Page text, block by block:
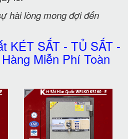
hài lòng mong đợi đến
KÉT SẮT - TỦ SẮT -
Miễn Phí Toàn